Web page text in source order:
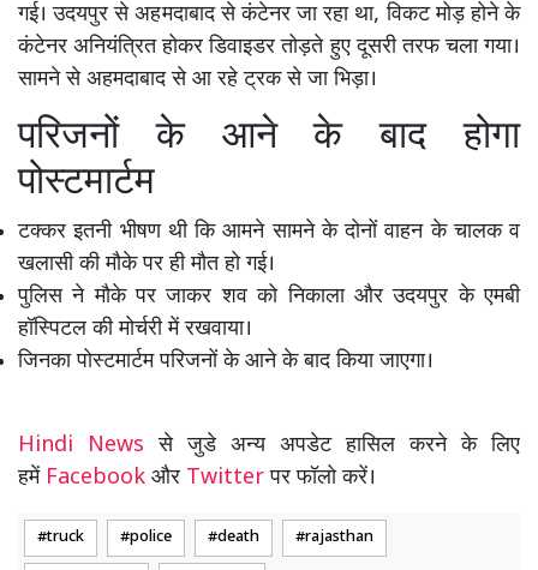
गई। उदयपुर से अहमदाबाद से कंटेनर जा रहा था, विकट मोड़ होने के
कंटेनर अनियंत्रित होकर डिवाइडर तोड़ते हुए दूसरी तरफ चला गया।
सामने से अहमदाबाद से आ रहे ट्रक से जा भिड़ा।
परिजनों के आने के बाद होगा
पोस्टमार्टम
टक्कर इतनी भीषण थी कि आमने सामने के दोनों वाहन के चालक व
खलासी की मौके पर ही मौत हो गई।
पुलिस ने मौके पर जाकर शव को निकाला और उदयपुर के एमबी
हॉस्पिटल की मोर्चरी में रखवाया।
जिनका पोस्टमार्टम परिजनों के आने के बाद किया जाएगा।
Hindi Newsसे जुडे अन्य अपडेट हासिल करने के लिए
हमें Facebook और Twitterपर फॉलो करें।
truck police death rajasthan